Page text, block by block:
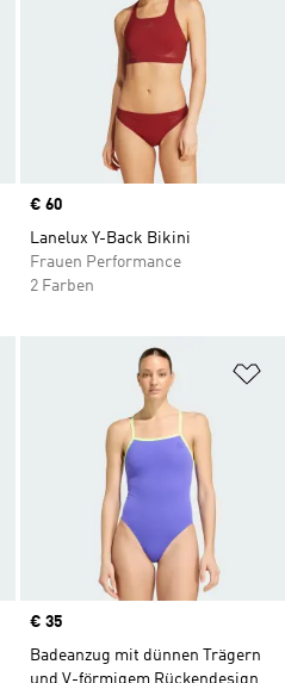
Price
€ 60
Lanelux Y-Back Bikini
Frauen Performance
2 Farben
Zur Wunschliste hinzufügen
Price
€ 35
Badeanzug mit dünnen Trägern
und V-förmigem Rückendesign